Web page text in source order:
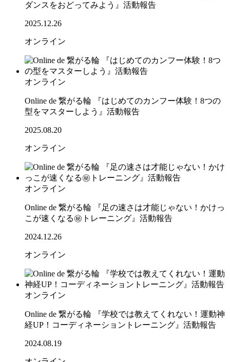
ダンスをおどってみよう』活動報告
2025.12.26
オンライン
オンライン
Online de 繋がる輪 『はじめてのカンフー体験！8つの
型をマスターしよう』活動報告
2025.08.20
オンライン
オンライン
Online de 繋がる輪 『足の速さは才能じゃない！かけっ
こが速くなる㊙トレーニング』活動報告
2024.12.26
オンライン
オンライン
Online de 繋がる輪 『学校では教えてくれない！運動神
経UP！コーディネーショントレーニング』活動報告
2024.08.19